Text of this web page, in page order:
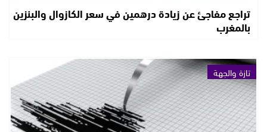
تراجع مفاجئ عن زيادة درهمين في سعر الكازوال والبنزين
بالمغرب
تازة والجهة